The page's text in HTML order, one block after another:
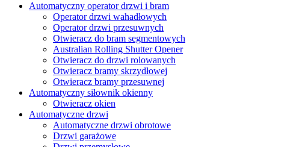
Automatyczny operator drzwi i bram
Operator drzwi wahadłowych
Operator drzwi przesuwnych
Otwieracz do bram segmentowych
Australian Rolling Shutter Opener
Otwieracz do drzwi rolowanych
Otwieracz bramy skrzydłowej
Otwieracz bramy przesuwnej
Automatyczny siłownik okienny
Otwieracz okien
Automatyczne drzwi
Automatyczne drzwi obrotowe
Drzwi garażowe